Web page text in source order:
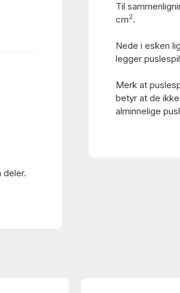
deler.
Til
cm2.
Nede i esken
legger
Merk at
betyr at de
alminnelige